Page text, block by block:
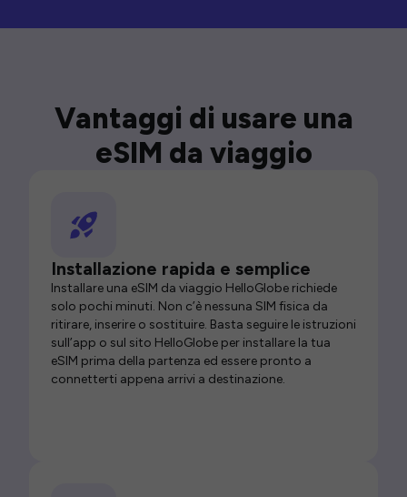
Vantaggi di usare una
eSIM da viaggio
Installazione rapida e semplice
Installare una eSIM da viaggio HelloGlobe richiede
solo pochi minuti. Non c’è nessuna SIM fisica da
ritirare, inserire o sostituire. Basta seguire le istruzioni
sull’app o sul sito HelloGlobe per installare la tua
eSIM prima della partenza ed essere pronto a
connetterti appena arrivi a destinazione.